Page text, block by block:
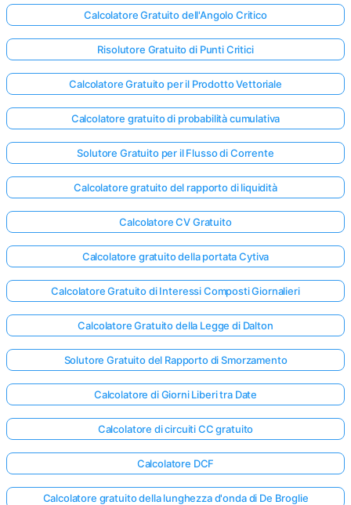
Calcolatore Gratuito dell'Angolo Critico
Risolutore Gratuito di Punti Critici
Calcolatore Gratuito per il Prodotto Vettoriale
Calcolatore gratuito di probabilità cumulativa
Solutore Gratuito per il Flusso di Corrente
Calcolatore gratuito del rapporto di liquidità
Calcolatore CV Gratuito
Calcolatore gratuito della portata Cytiva
Calcolatore Gratuito di Interessi Composti Giornalieri
Calcolatore Gratuito della Legge di Dalton
Solutore Gratuito del Rapporto di Smorzamento
Calcolatore di Giorni Liberi tra Date
Calcolatore di circuiti CC gratuito
Calcolatore DCF
Calcolatore gratuito della lunghezza d'onda di De Broglie